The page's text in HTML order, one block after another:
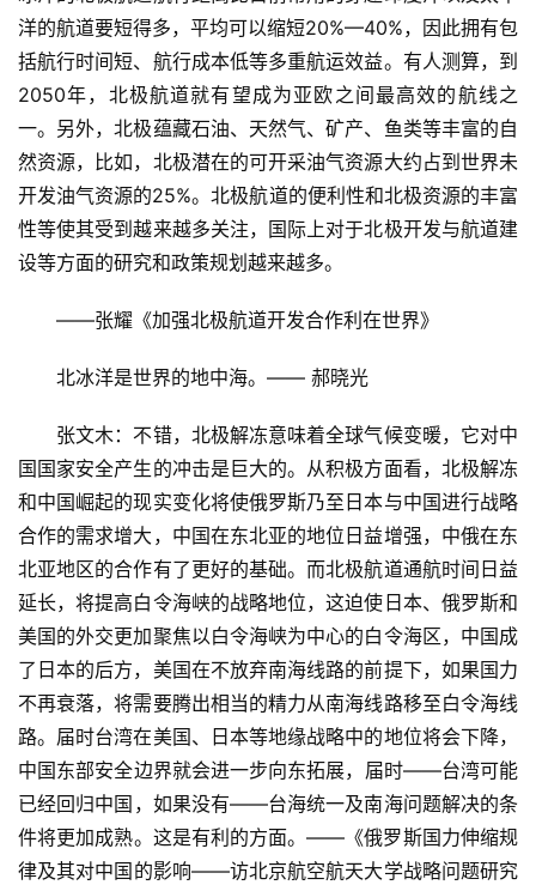
洋的航道要短得多，平均可以缩短20%—40%，因此拥有包
括航行时间短、航行成本低等多重航运效益。有人测算，到
2050年，北极航道就有望成为亚欧之间最高效的航线之
一。另外，北极蕴藏石油、天然气、矿产、鱼类等丰富的自
然资源，比如，北极潜在的可开采油气资源大约占到世界未
开发油气资源的25%。北极航道的便利性和北极资源的丰富
性等使其受到越来越多关注，国际上对于北极开发与航道建
设等方面的研究和政策规划越来越多。
——张耀《加强北极航道开发合作利在世界》
北冰洋是世界的地中海。—— 郝晓光
张文木：不错，北极解冻意味着全球气候变暖，它对中
国国家安全产生的冲击是巨大的。从积极方面看，北极解冻
和中国崛起的现实变化将使俄罗斯乃至日本与中国进行战略
合作的需求增大，中国在东北亚的地位日益增强，中俄在东
北亚地区的合作有了更好的基础。而北极航道通航时间日益
延长，将提高白令海峡的战略地位，这迫使日本、俄罗斯和
美国的外交更加聚焦以白令海峡为中心的白令海区，中国成
了日本的后方，美国在不放弃南海线路的前提下，如果国力
不再衰落，将需要腾出相当的精力从南海线路移至白令海线
路。届时台湾在美国、日本等地缘战略中的地位将会下降，
中国东部安全边界就会进一步向东拓展，届时——台湾可能
已经回归中国，如果没有——台海统一及南海问题解决的条
件将更加成熟。这是有利的方面。——《俄罗斯国力伸缩规
律及其对中国的影响——访北京航空航天大学战略问题研究